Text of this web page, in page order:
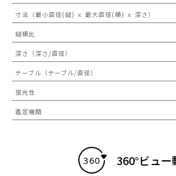
寸法（最小直径(縦) ｘ 最大直径(横) ｘ 深さ）
縦横比
深さ（深さ/直径）
テーブル（テーブル/直径）
蛍光性
鑑定機関
360°ビュー